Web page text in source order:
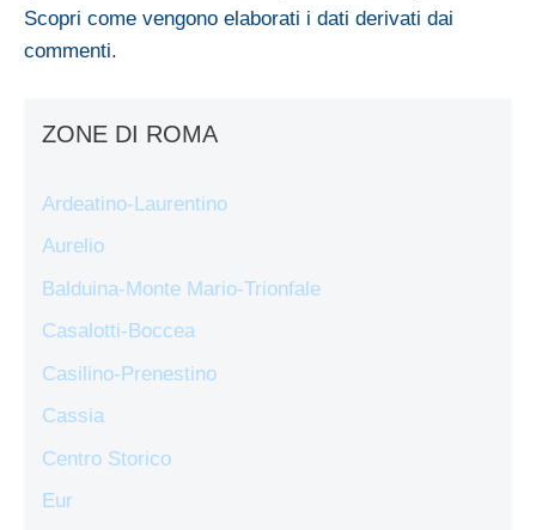
Scopri come vengono elaborati i dati derivati dai
commenti.
ZONE DI ROMA
Ardeatino-Laurentino
Aurelio
Balduina-Monte Mario-Trionfale
Casalotti-Boccea
Casilino-Prenestino
Cassia
Centro Storico
Eur